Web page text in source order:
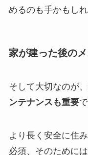
めるのも手かもしれ
家が建った後の
そして大切なのが
ンテナンスも重要
より長く安全に住
必須、そのために